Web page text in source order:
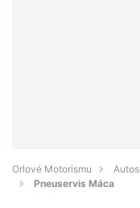
Orlové Motorismu
Pneuservis Máca